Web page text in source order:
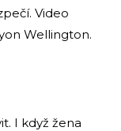
Video
Wellington.
I když žena